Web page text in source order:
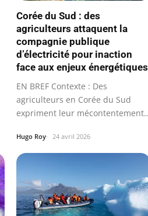
Corée du Sud : des
agriculteurs attaquent la
compagnie publique
d’électricité pour inaction
face aux enjeux énergétiques
EN BREF Contexte : Des
agriculteurs en Corée du Sud
expriment leur mécontentement
Hugo Roy 24 avril 2026